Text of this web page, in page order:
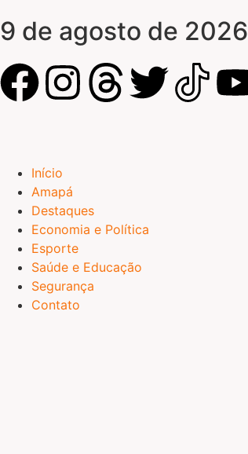
9 de agosto de 2026
Início
Amapá
Destaques
Economia e Política
Esporte
Saúde e Educação
Segurança
Contato